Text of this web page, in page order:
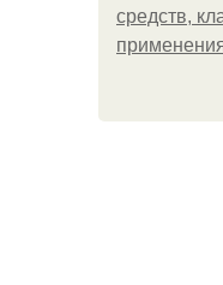
средств,